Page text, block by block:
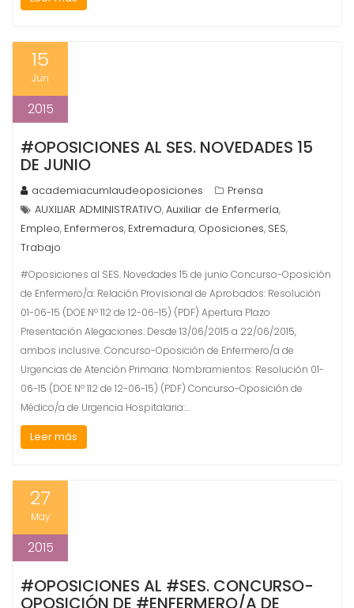
15
Jun
2015
#OPOSICIONES AL SES. NOVEDADES 15
DE JUNIO
academiacumlaudeoposiciones
Prensa
AUXILIAR ADMINISTRATIVO,Auxiliar de Enfermería,
Empleo, Enfermeros, Extremadura, Oposiciones, SES,
Trabajo
#Oposiciones al SES. Novedades 15 de junio Concurso-Oposición
de Enfermero/a: Relación Provisional de Aprobados: Resolución
01-06-15 (DOE Nº 112 de 12-06-15) (PDF) Apertura Plazo
Presentación Alegaciones: Desde 13/06/2015 a 22/06/2015,
ambos inclusive. Concurso-Oposición de Enfermero/a de
Urgencias de Atención Primaria: Nombramientos: Resolución 01-
06-15 (DOE Nº 112 de 12-06-15) (PDF) Concurso-Oposición de
Médico/a de Urgencia Hospitalaria:…
Leer más
27
May
2015
#OPOSICIONES AL #SES. CONCURSO-
OPOSICIÓN DE #ENFERMERO/A DE